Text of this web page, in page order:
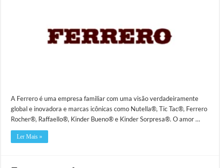
A Ferrero é uma empresa familiar com uma visão verdadeiramente
global e inovadora e marcas icônicas como Nutella®, Tic Tac®, Ferrero
Rocher®, Raffaello®, Kinder Bueno® e Kinder Sorpresa®. O amor …
Ler Mais »